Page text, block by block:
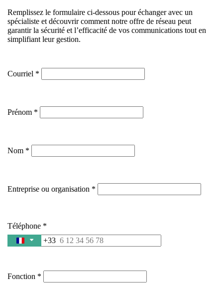
Remplissez le formulaire ci-dessous pour échanger avec un
spécialiste et découvrir comment notre offre de réseau peut
garantir la sécurité et l’efficacité de vos communications tout en
simplifiant leur gestion.
Courriel
Prénom
Nom
Entreprise ou organisation
Téléphone
France
+33
Fonction